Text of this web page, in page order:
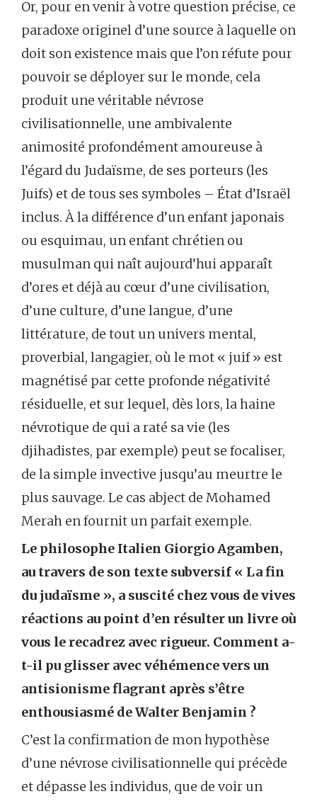
Or, pour en venir à votre question précise, ce
paradoxe originel d’une source à laquelle on
doit son existence mais que l’on réfute pour
pouvoir se déployer sur le monde, cela
produit une véritable névrose
civilisationnelle, une ambivalente
animosité profondément amoureuse à
l’égard du Judaïsme, de ses porteurs (les
Juifs) et de tous ses symboles – État d’Israël
inclus. À la différence d’un enfant japonais
ou esquimau, un enfant chrétien ou
musulman qui naît aujourd’hui apparaît
d’ores et déjà au cœur d’une civilisation,
d’une culture, d’une langue, d’une
littérature, de tout un univers mental,
proverbial, langagier, où le mot « juif » est
magnétisé par cette profonde négativité
résiduelle, et sur lequel, dès lors, la haine
névrotique de qui a raté sa vie (les
djihadistes, par exemple) peut se focaliser,
de la simple invective jusqu’au meurtre le
plus sauvage. Le cas abject de Mohamed
Merah en fournit un parfait exemple.
Le philosophe Italien Giorgio Agamben,
au travers de son texte subversif « La fin
du judaïsme », a suscité chez vous de vives
réactions au point d’en résulter un livre où
vous le recadrez avec rigueur. Comment a-
t-il pu glisser avec véhémence vers un
antisionisme flagrant après s’être
enthousiasmé de Walter Benjamin ?
C’est la confirmation de mon hypothèse
d’une névrose civilisationnelle qui précède
et dépasse les individus, que de voir un